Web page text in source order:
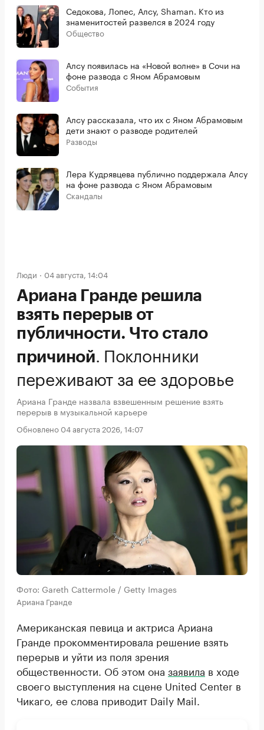
Седокова, Лопес, Алсу, Shaman. Кто из
знаменитостей развелся в 2024 году
Общество
Алсу появилась на «Новой волне» в Сочи на
фоне развода с Яном Абрамовым
События
Алсу рассказала, что их с Яном Абрамовым
дети знают о разводе родителей
Разводы
Лера Кудрявцева публично поддержала Алсу
на фоне развода с Яном Абрамовым
Скандалы
Люди 04 августа, 14:04
Ариана Гранде решила
взять перерыв от
публичности. Что стало
причиной. Поклонники
переживают за ее здоровье
Ариана Гранде назвала взвешенным решение взять
перерыв в музыкальной карьере
Обновлено 04 августа 2026, 14:07
Фото: Gareth Cattermole / Getty Images
Ариана Гранде
Американская певица и актриса Ариана
Гранде прокомментировала решение взять
перерыв и уйти из поля зрения
общественности. Об этом она заявила в ходе
своего выступления на сцене United Center в
Чикаго, ее слова приводит Daily Mail.